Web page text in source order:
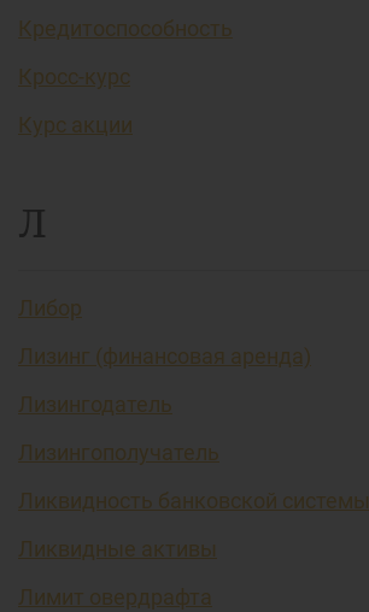
Кредитоспособность
Кросс-курс
Курс акции
Л
Либор
Лизинг (финансовая аренда)
Лизингодатель
Лизингополучатель
Ликвидность банковской системы
Ликвидные активы
Лимит овердрафта